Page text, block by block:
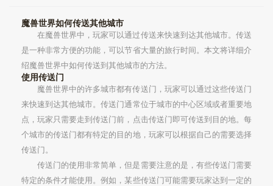
魔兽世界如何传送其他城市
在魔兽世界中，玩家可以通过传送来快速到达其他城市。传送
是一种非常方便的功能，可以节省大量的旅行时间。本文将详细介
绍魔兽世界中如何传送到其他城市的方法。
使用传送门
魔兽世界中的许多城市都有传送门，玩家可以通过这些传送门
来快速到达其他城市。传送门通常位于城市的中心区域或者重要地
点，玩家只需要走到传送门前，点击传送门即可传送到目的地。每
个城市的传送门都有特定的目的地，玩家可以根据自己的需要选择
传送门。
传送门的使用非常简单，但是需要注意的是，有些传送门需要
特定的条件才能使用。例如，某些传送门可能需要玩家达到一定的